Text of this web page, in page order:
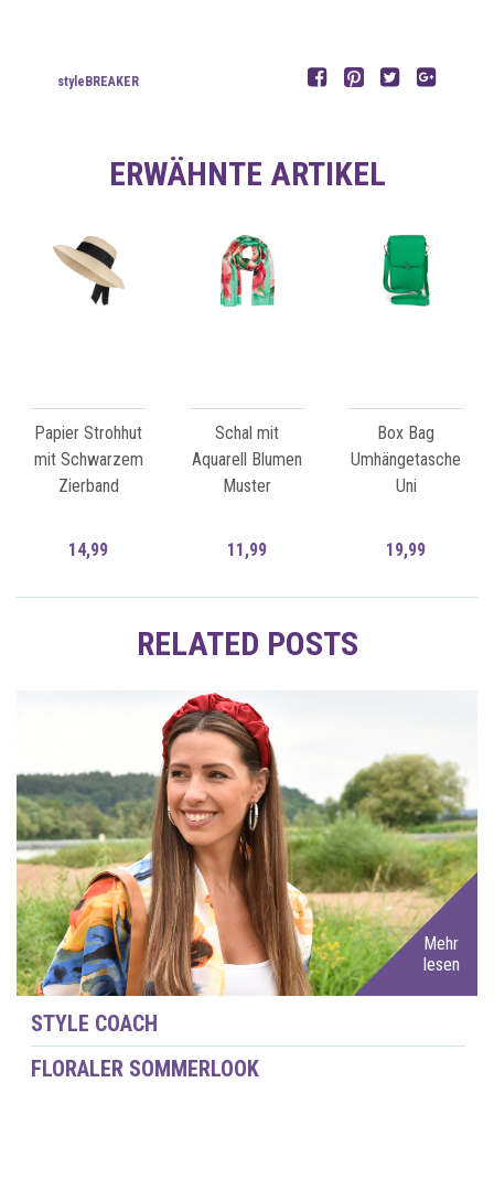
styleBREAKER
ERWÄHNTE ARTIKEL
Papier Strohhut
mit Schwarzem
Zierband
14,99
Schal mit
Aquarell Blumen
Muster
11,99
Box Bag
Umhängetasche
Uni
19,99
RELATED POSTS
Mehr
lesen
STYLE COACH
FLORALER SOMMERLOOK